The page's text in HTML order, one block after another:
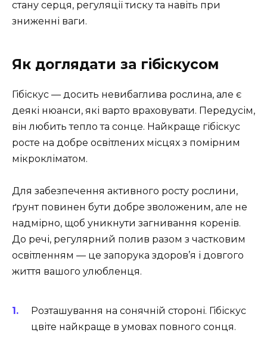
стану серця, регуляції тиску та навіть при
зниженні ваги.
Як доглядати за гібіскусом
Гібіскус — досить невибаглива рослина, але є
деякі нюанси, які варто враховувати. Передусім,
він любить тепло та сонце. Найкраще гібіскус
росте на добре освітлених місцях з помірним
мікрокліматом.
Для забезпечення активного росту рослини,
ґрунт повинен бути добре зволоженим, але не
надмірно, щоб уникнути загнивання коренів.
До речі, регулярний полив разом з частковим
освітленням — це запорука здоров’я і довгого
життя вашого улюбленця.
Розташування на сонячній стороні. Гібіскус
цвіте найкраще в умовах повного сонця.